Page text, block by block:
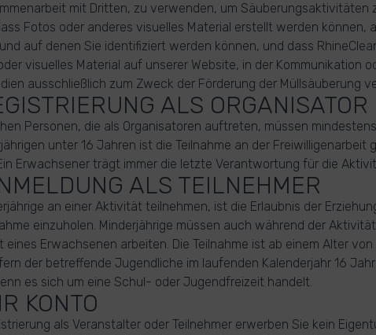
mit Dritten, zu verwenden, um Säuberungsaktivitäten
Fotos oder anderes visuelles Material erstellt werden können,
auf denen Sie identifiziert werden können, und dass
visuelles Material auf unserer Website, in der Kommunikation
ausschließlich zum Zweck der Förderung der Müllsäuberung
ALS ORGANISATOR
Personen, die als Organisatoren auftreten, müssen
unter 16 Jahren ist die Teilnahme an der Freiwilligenarbeit
Erwachsener trägt immer die letzte Verantwortung für die
ALS TEILNEHMER
an einer Aktivität teilnehmen, ist die Erlaubnis der
einzuholen. Minderjährige müssen auch während der
eines Erwachsenen arbeiten. Die Teilnahme ist ab einem Alter von
der betreffende Jugendliche im laufenden Kalenderjahr 16
es sich um eine Schul- oder Jugendfreizeit handelt.
KONTO
als Veranstalter oder Teilnehmer erwerben Sie kein